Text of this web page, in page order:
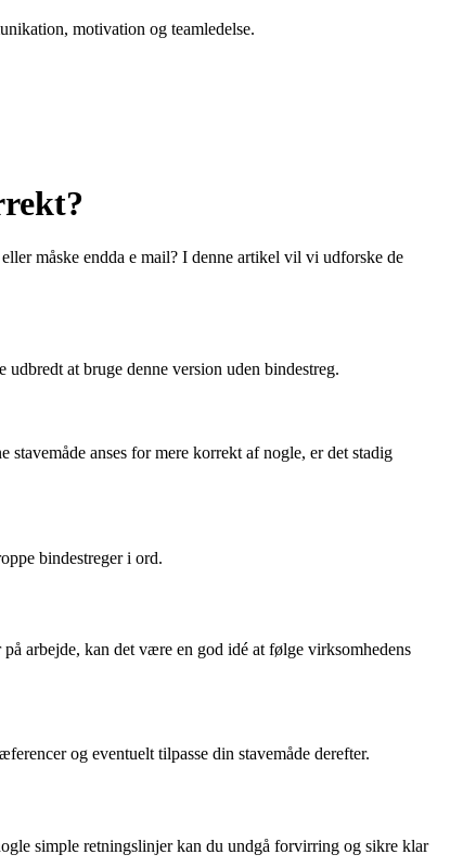
motivation og teamledelse.
måske endda e mail? I denne artikel vil vi udforske de
at bruge denne version uden bindestreg.
anses for mere korrekt af nogle, er det stadig
bindestreger i ord.
arbejde, kan det være en god idé at følge virksomhedens
og eventuelt tilpasse din stavemåde derefter.
simple retningslinjer kan du undgå forvirring og sikre klar